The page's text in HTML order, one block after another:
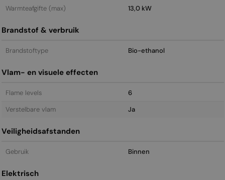
Warmteafgifte (max) 13,0 kW
Brandstof & verbruik
Brandstoftype Bio-ethanol
Vlam- en visuele effecten
Flame levels
6
Verstelbare vlam
Ja
Veiligheidsafstanden
Gebruik Binnen
Elektrisch